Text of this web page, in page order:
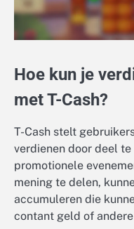
Hoe kun je
met T-Cash?
T-Cash stelt
verdienen door deel te
promotionele
mening te delen,
accumuleren die
contant geld of